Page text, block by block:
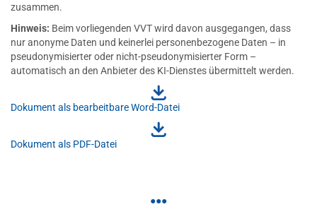
zusammen.
Hinweis: Beim vorliegenden VVT wird davon ausgegangen, dass
nur anonyme Daten und keinerlei personenbezogene Daten – in
pseudonymisierter oder nicht-pseudonymisierter Form –
automatisch an den Anbieter des KI-Dienstes übermittelt werden.
Dokument als bearbeitbare Word-Datei
Dokument als PDF-Datei